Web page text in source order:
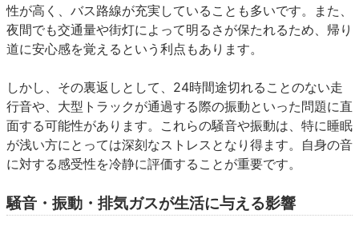
性が高く、バス路線が充実していることも多いです。また、
夜間でも交通量や街灯によって明るさが保たれるため、帰り
道に安心感を覚えるという利点もあります。
しかし、その裏返しとして、24時間途切れることのない走
行音や、大型トラックが通過する際の振動といった問題に直
面する可能性があります。これらの騒音や振動は、特に睡眠
が浅い方にとっては深刻なストレスとなり得ます。自身の音
に対する感受性を冷静に評価することが重要です。
騒音・振動・排気ガスが生活に与える影響